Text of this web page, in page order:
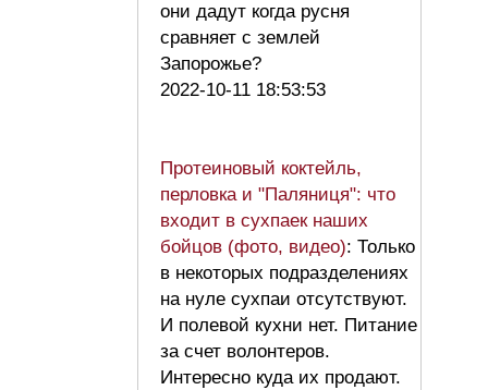
они дадут когда русня
сравняет с землей
Запорожье?
2022-10-11 18:53:53
Протеиновый коктейль,
перловка и "Паляниця": что
входит в сухпаек наших
бойцов (фото, видео): Только
в некоторых подразделениях
на нуле сухпаи отсутствуют.
И полевой кухни нет. Питание
за счет волонтеров.
Интересно куда их продают.